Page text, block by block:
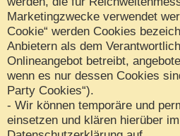
Marketingzwecke verwendet
Cookie“ werden Cookies
Anbietern als dem
Onlineangebot betreibt,
wenn es nur dessen Cookies
Party Cookies“).
- Wir können temporäre und
einsetzen und klären hierüber